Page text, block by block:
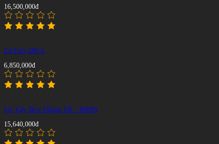
16,500,000đ
Cơ Fury DN-5
6,850,000đ
Cơ, Gậy Bi-a Viking VK - B4009
15,640,000đ